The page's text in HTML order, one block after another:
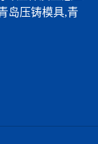
岛压铸模具,青